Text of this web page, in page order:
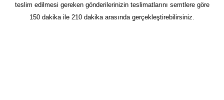
teslim edilmesi gereken gönderilerinizin teslimatlarını semtlere göre
150 dakika ile 210 dakika arasında gerçekleştirebilirsiniz.